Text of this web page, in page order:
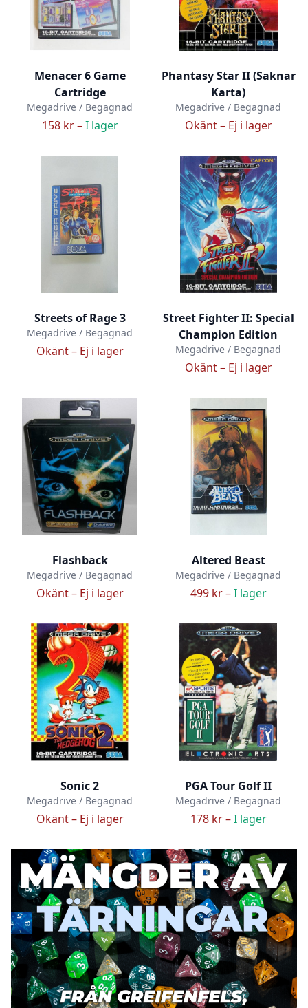
Menacer 6 Game
Cartridge
Megadrive / Begagnad
158 kr –I lager
Phantasy Star II (Saknar
Karta)
Megadrive / Begagnad
Okänt – Ej i lager
Streets of Rage 3
Megadrive / Begagnad
Okänt – Ej i lager
Street Fighter II: Special
Champion Edition
Megadrive / Begagnad
Okänt – Ej i lager
Flashback
Megadrive / Begagnad
Okänt – Ej i lager
Altered Beast
Megadrive / Begagnad
499 kr –I lager
Sonic 2
Megadrive / Begagnad
Okänt – Ej i lager
PGA Tour Golf II
Megadrive / Begagnad
178 kr –I lager